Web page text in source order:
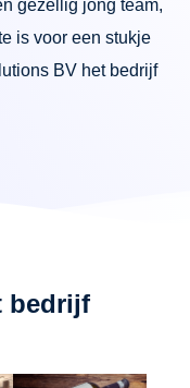
gezellig jong team,
is voor een stukje
BV het bedrijf
bedrijf